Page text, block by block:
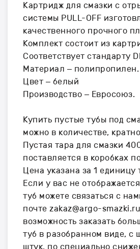
Картридж для смазки c
системы PULL-OFF
качественного прочного
Комплект состоит из
Соответствует стандарту
Материал – полипропилен.
Цвет – белый
Производство – Евросоюз.
Купить пустые тубы под
можно в количестве,
Пустая тара для смазки
поставляется в коробках
Цена указана за 1 единицу
Если у вас не
туб можете связаться с
почте zakaz@argo-
возможность заказать
туб в разобранном виде, с
штук, по специально